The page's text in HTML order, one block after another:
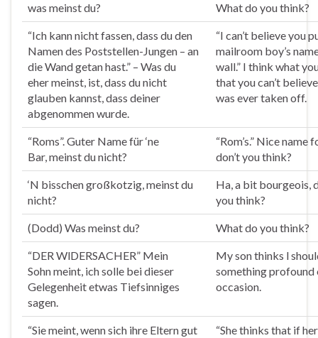
was meinstdu?
What do youthink?
“Ich kann nicht fassen, dass du den
Namen des Poststellen-Jungen – an
die Wand getan hast.” – Was du
ehermeinst, ist, dass du nicht
glauben kannst, dass deiner
abgenommen wurde.
“I can’t believe you
mailroom boy’s
wall.” I think what
that you can’t
was ever taken off.
“Roms”. Guter Name für ‘ne
Bar,meinstdu nicht?
“Rom’s.” Nice name
don’t youthink?
‘N bisschen großkotzig,meinstdu
nicht?
Ha, a bit bourgeois,
youthink?
(Dodd) Was meinstdu? What do youthink?
“DER WlDERSACHER” Mein
Sohnmeint, ich solle bei dieser
Gelegenheit etwas Tiefsinniges
sagen.
My sonthinks l
something profound
occasion.
“Siemeint, wenn sich ihre Eltern gut
“Shethinks that if